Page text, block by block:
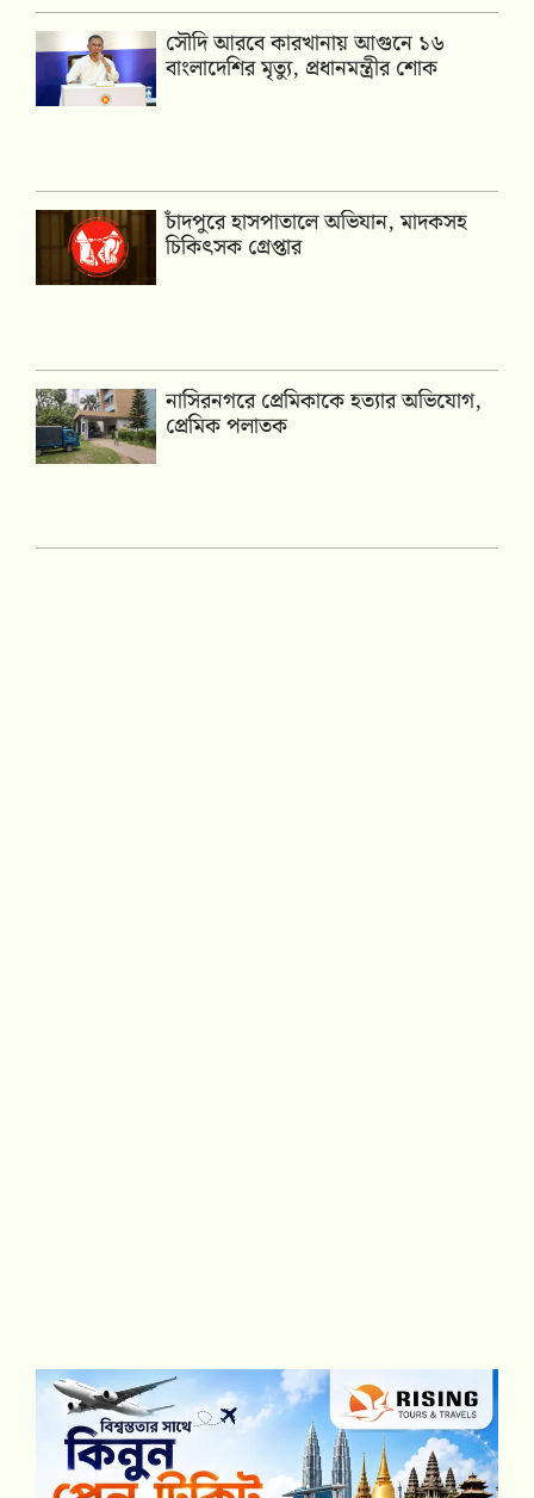
সৌদি আরবে কারখানায় আগুনে ১৬
বাংলাদেশির মৃত্যু, প্রধানমন্ত্রীর শোক
চাঁদপুরে হাসপাতালে অভিযান, মাদকসহ
চিকিৎসক গ্রেপ্তার
নাসিরনগরে প্রেমিকাকে হত্যার অভিযোগ,
প্রেমিক পলাতক